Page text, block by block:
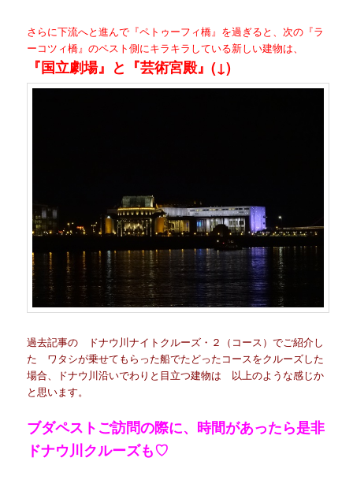
さらに下流へと進んで『ペトゥーフィ橋』を過ぎると、次の『ラ
ーコツィ橋』のペスト側にキラキラしている新しい建物は、
『国立劇場』と『芸術宮殿』(↓)
過去記事の ドナウ川ナイトクルーズ・２（コース）でご紹介し
た ワタシが乗せてもらった船でたどったコースをクルーズした
場合、ドナウ川沿いでわりと目立つ建物は 以上のような感じか
と思います。
ブダペストご訪問の際に、時間があったら是非
ドナウ川クルーズも♡